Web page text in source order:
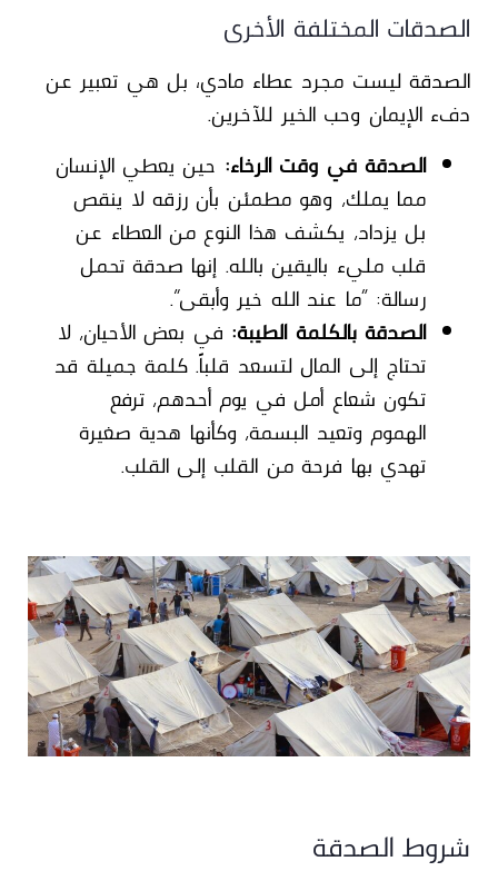
الصدقات المختلفة الأخرى
الصدقة ليست مجرد عطاء مادي؛ بل هي تعبير عن
دفء الإيمان وحب الخير للآخرين.
الصدقة في وقت الرخاء: حين يعطي الإنسان
مما يملك، وهو مطمئن بأن رزقه لا ينقص
بل يزداد، يكشف هذا النوع من العطاء عن
قلب مليء باليقين بالله. إنها صدقة تحمل
رسالة: “ما عند الله خير وأبقى”.
الصدقة بالكلمة الطيبة: في بعض الأحيان، لا
تحتاج إلى المال لتسعد قلباً. كلمة جميلة قد
تكون شعاع أمل في يوم أحدهم، ترفع
الهموم وتعيد البسمة، وكأنها هدية صغيرة
تهدي بها فرحة من القلب إلى القلب.
شروط الصدقة